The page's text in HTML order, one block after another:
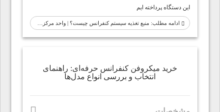
این دستگاه پرداخته ایم
ادامه مطلب: منبع تغذیه سیستم کنفرانس چیست؟ | واحد مرکزی کنترل تجهیزات کنفرانس
خرید میکروفن کنفرانس حرفه‌ای: راهنمای
انتخاب و بررسی انواع مدل‌ها